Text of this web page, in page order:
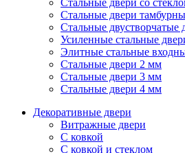
Стальные двери со
Стальные двери
Стальные двустворчатые
Усиленные стальные
Элитные стальные
Стальные двери 2 мм
Стальные двери 3 мм
Стальные двери 4 мм
Декоративные двери
Витражные двери
С ковкой
С ковкой и стеклом
настройте ограничения в